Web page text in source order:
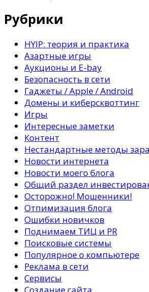
Рубрики
HYIP: теория и практика
Азартные игры
Аукционы и E-bay
Безопасность в сети
Гаджеты / Apple / Android
Домены и киберсквоттинг
Игры
Интересные заметки
Контент
Нестандартные методы
Новости интернета
Новости моего блога
Общий раздел
Осторожно! Мошенники!
Отпимизация блога
Ошибки новичков
Поднимаем ТИЦ и PR
Поисковые системы
Популярное о компьютере
Реклама в сети
Сервисы